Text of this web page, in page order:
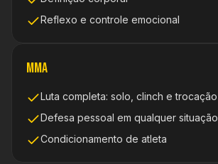
Reflexo e controle emocional
MMA
Luta completa: solo, clinch e trocação
Defesa pessoal em qualquer situação
Condicionamento de atleta